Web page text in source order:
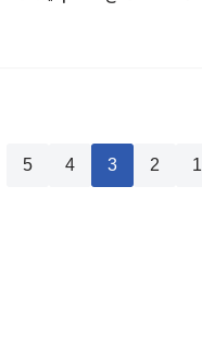
1
2
3
4
5